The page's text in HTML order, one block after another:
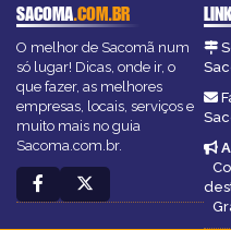
SACOMA.COM.BR
O melhor de Sacomã num
só lugar! Dicas, onde ir, o
que fazer, as melhores
empresas, locais, serviços e
muito mais no guia
Sacoma.com.br.